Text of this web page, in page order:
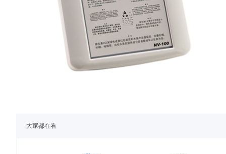
大家都在看